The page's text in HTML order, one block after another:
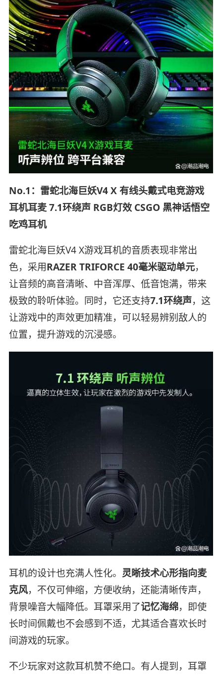
No.1：雷蛇北海巨妖V4 X 有线头戴式电竞游戏
耳机耳麦 7.1环绕声 RGB灯效 CSGO 黑神话悟空
吃鸡耳机
雷蛇北海巨妖V4 X游戏耳机的音质表现非常出
色，采用RAZER TRIFORCE 40毫米驱动单元，
让音频的高音清晰、中音浑厚、低音饱满，带来
极致的聆听体验。同时，它还支持7.1环绕声，这
让游戏中的声效更加精准，可以轻易辨别敌人的
位置，提升游戏的沉浸感。
耳机的设计也充满人性化。 灵晰技术心形指向麦
克风，不仅可伸缩，方便收纳，还能清晰传声，
背景噪音大幅降低。耳罩采用了记忆海绵，即使
长时间佩戴也不会感到不适，尤其适合喜欢长时
间游戏的玩家。
不少玩家对这款耳机赞不绝口。有人提到，耳罩